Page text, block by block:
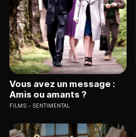
Vous avez un message :
Amis ou amants ?
FILMS SENTIMENTAL